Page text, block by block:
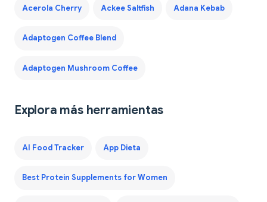
Acerola Cherry Ackee Saltfish Adana Kebab
Adaptogen Coffee Blend
Adaptogen Mushroom Coffee
Explora más herramientas
AI Food Tracker App Dieta
Best Protein Supplements for Women